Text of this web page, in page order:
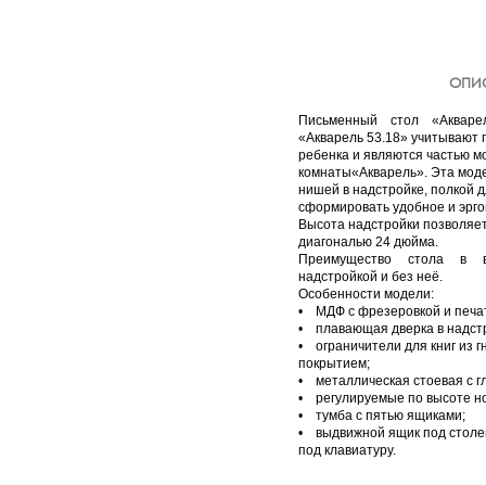
Письменный стол
«Акварель 53.18» учитывают
ребенка и являются частью
комнаты«Акварель». Эта
нишей в надстройке, полкой
сформировать удобное и
Высота надстройки
диагональю 24
Преимущество стола в
надстройкой и без неё.
Особенности модели:
• МДФ с фрезеровкой и
• плавающая дверка в
• ограничители для книг из
покрытием;
• металлическая стоевая с
• регулируемые по высоте
• тумба с пятью ящиками;
• выдвижной ящик под
под клавиатуру.